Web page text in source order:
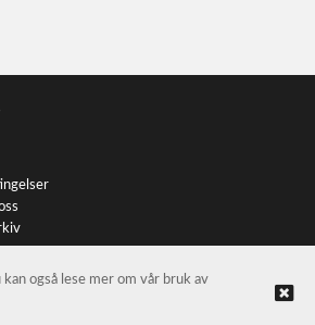
også lese mer om vår bruk av